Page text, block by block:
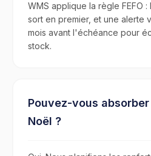
WMS applique la règle FEFO
sort en premier, et une alerte
mois avant l'échéance pour
stock.
Pouvez-vous
Noël ?